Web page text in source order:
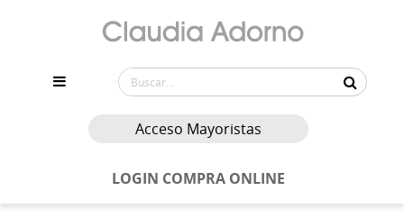
Acceso Mayoristas
LOGIN COMPRA ONLINE